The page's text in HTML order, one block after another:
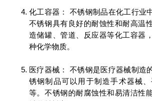
化工容器： 不锈钢制品在化工行业
不锈钢具有良好的耐蚀性和耐高温
造储罐、管道、反应器等化工容器
种化学物质。
医疗器械： 不锈钢是医疗器械制造
锈钢制品可以用于制造手术器械
等。不锈钢的耐腐蚀性和易清洁性